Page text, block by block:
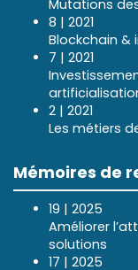
Mutations
8 | 2021
Blockchain &
7 | 2021
2 | 2021
Les métiers
Mémoires de
19 | 2025
Améliorer
solutions
17 | 2025